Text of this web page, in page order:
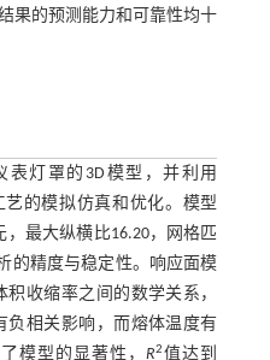
果的预测能力和可靠性均十
表灯罩的3D模型，并利用
艺的模拟仿真和优化。模型
，最大纵横比16.20，网格匹
的精度与稳定性。响应面模
收缩率之间的数学关系，
相关影响，而熔体温度有
模型的显著性，R2值达到